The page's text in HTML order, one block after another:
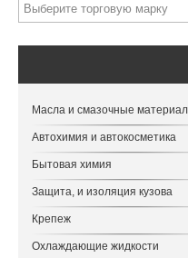
Масла и смазочные
Автохимия и автокосметика
Бытовая химия
Защита, и изоляция кузова
Крепеж
Охлаждающие жидкости